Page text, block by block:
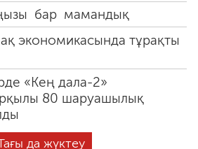
бар мамандық
экономикасында тұрақты
«Кең дала-2»
80 шаруашылық
да жүктеу